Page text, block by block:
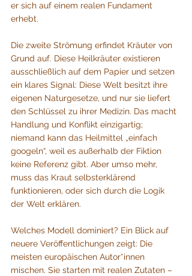
er sich auf einem realen Fundament
erhebt.
Die zweite Strömung erfindet Kräuter von
Grund auf. Diese Heilkräuter existieren
ausschließlich auf dem Papier und setzen
ein klares Signal: Diese Welt besitzt ihre
eigenen Naturgesetze, und nur sie liefert
den Schlüssel zu ihrer Medizin. Das macht
Handlung und Konflikt einzigartig;
niemand kann das Heilmittel „einfach
googeln“, weil es außerhalb der Fiktion
keine Referenz gibt. Aber umso mehr,
muss das Kraut selbsterklärend
funktionieren, oder sich durch die Logik
der Welt erklären.
Welches Modell dominiert? Ein Blick auf
neuere Veröffentlichungen zeigt: Die
meisten europäischen Autor*innen
mischen. Sie starten mit realen Zutaten –